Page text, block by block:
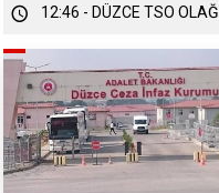
12:47 - DÜZCE’DE
12:47 - FINDIK
12:46 - DÜZCE TSO